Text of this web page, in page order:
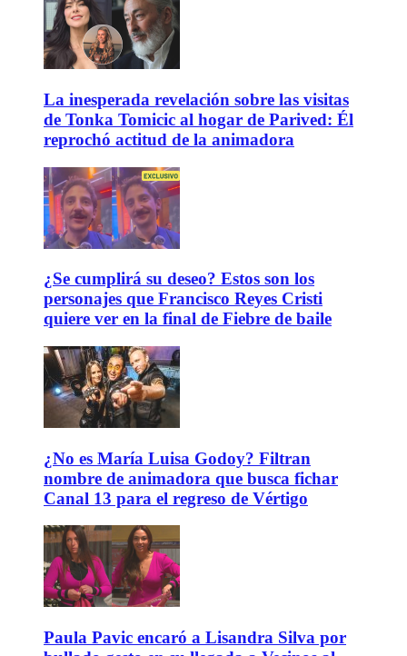
La inesperada revelación sobre las visitas
de Tonka Tomicic al hogar de Parived: Él
reprochó actitud de la animadora
¿Se cumplirá su deseo? Estos son los
personajes que Francisco Reyes Cristi
quiere ver en la final de Fiebre de baile
¿No es María Luisa Godoy? Filtran
nombre de animadora que busca fichar
Canal 13 para el regreso de Vértigo
Paula Pavic encaró a Lisandra Silva por